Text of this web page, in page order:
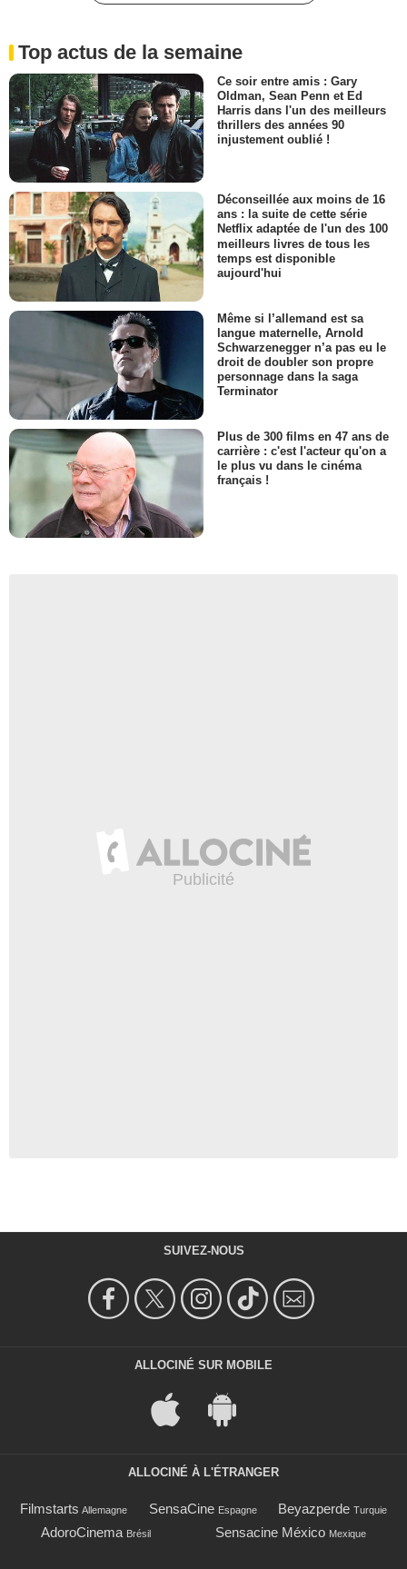
Top actus de la semaine
Ce soir entre amis : Gary
Oldman, Sean Penn et Ed
Harris dans l'un des meilleurs
thrillers des années 90
injustement oublié !
Déconseillée aux moins de 16
ans : la suite de cette série
Netflix adaptée de l'un des 100
meilleurs livres de tous les
temps est disponible
aujourd'hui
Même si l’allemand est sa
langue maternelle, Arnold
Schwarzenegger n’a pas eu le
droit de doubler son propre
personnage dans la saga
Terminator
Plus de 300 films en 47 ans de
carrière : c'est l'acteur qu'on a
le plus vu dans le cinéma
français !
SUIVEZ-NOUS
ALLOCINÉ SUR MOBILE
ALLOCINÉ À L'ÉTRANGER
Filmstarts Allemagne SensaCine Espagne Beyazperde Turquie
AdoroCinema Brésil Sensacine México Mexique